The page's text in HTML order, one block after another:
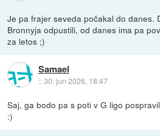
Je pa frajer seveda počakal do danes.
Bronnyja odpustili, od danes ima pa
za letos ;)
Samael
::30. jun 2026, 18:47
Saj, ga bodo pa s poti v G ligo
:)